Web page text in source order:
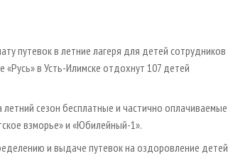
путевок в летние лагеря для детей сотрудников
в Усть-Илимске отдохнут 107 детей
сезон бесплатные и частично оплачиваемые
взморье» и «Юбилейный-1».
и выдаче путевок на оздоровление детей